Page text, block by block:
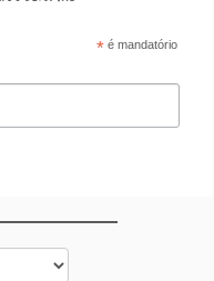
*é mandatório